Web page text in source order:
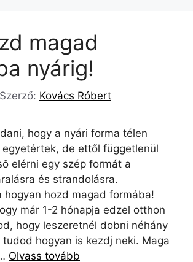
magad
nyárig!
Szerző: Kovács Róbert
hogy a nyári forma télen
egyetértek, de ettől függetlenül
elérni egy szép formát a
és strandolásra.
hogyan hozd magad formába!
már 1-2 hónapja edzel otthon
hogy leszeretnél dobni néhány
hogyan is kezdj neki. Maga
Olvass tovább